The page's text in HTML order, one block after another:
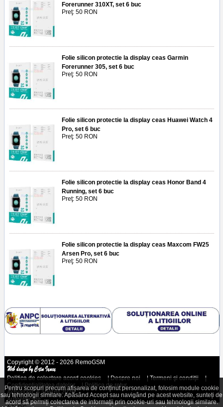
Forerunner 310XT, set 6 buc
Preţ: 50 RON
Folie silicon protectie la display ceas Garmin
Forerunner 305, set 6 buc
Preţ: 50 RON
Folie silicon protectie la display ceas Huawei Watch 4
Pro, set 6 buc
Preţ: 50 RON
Folie silicon protectie la display ceas Honor Band 4
Running, set 6 buc
Preţ: 50 RON
Folie silicon protectie la display ceas Maxcom FW25
Arsen Pro, set 6 buc
Preţ: 50 RON
Copyright © 2012 - 2026 RemoGSM
Politica de colectare acord cookies | Despre noi | Termeni şi condiţii
|
Confidenţialitatea datelor
| Politica de retur
Actualizat: 6 august 2026
Autentificare
Pentru scopuri precum afișarea de conținut personalizat, folosim module cookie
sau tehnologii similare. Apăsând Accept sau navigând pe acest website, sunteți de
acord să permiți colectarea de informații prin cookie-uri sau tehnologii similare.